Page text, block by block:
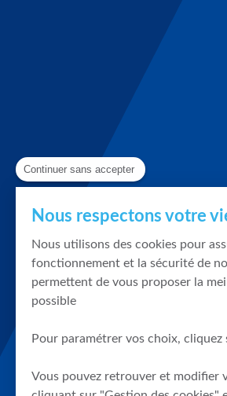
Continuer sans accepter
Nous respectons votre
Nous utilisons des cookies pour
fonctionnement et la sécurité de
permettent de vous proposer la
possible
Pour paramétrer vos choix, cliquez
Vous pouvez retrouver et modifier